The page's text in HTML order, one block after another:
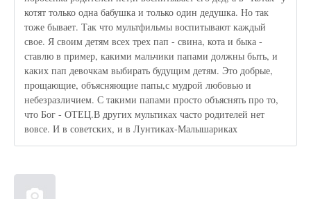
котят только одна бабушка и только один дедушка. Но так
тоже бывает. Так что мультфильмы воспитывают каждый
свое. Я своим детям всех трех пап - свина, кота и быка -
ставлю в пример, какими мальчики папами должны быть, и
каких пап девочкам выбирать будущим детям. Это добрые,
прощающие, объясняющие папы,с мудрой любовью и
небезразличием. С такими папами просто объяснять про то,
что Бог - ОТЕЦ.В других мультиках часто родителей нет
вовсе. И в советских, и в Лунтиках-Малышариках